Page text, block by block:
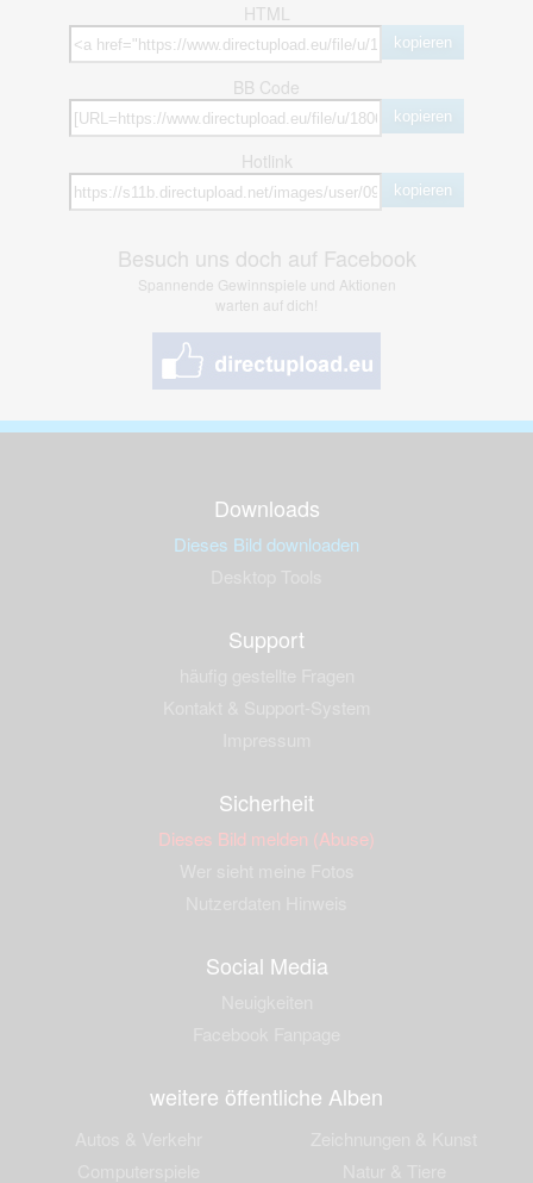
HTML
kopieren
BB Code
kopieren
Hotlink
kopieren
Besuch uns doch auf Facebook
Spannende Gewinnspiele und Aktionen
warten auf dich!
Downloads
Dieses Bild downloaden
Support
Sicherheit
Dieses Bild melden (Abuse)
Social Media
weitere öffentliche Alben